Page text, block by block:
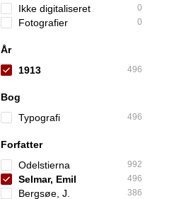
Ikke digitaliseret 0
Fotografier 0
År
1913
496
Bog
Typografi
496
Forfatter
Odelstierna
992
Selmar, Emil 496
Bergsøe, J. 386